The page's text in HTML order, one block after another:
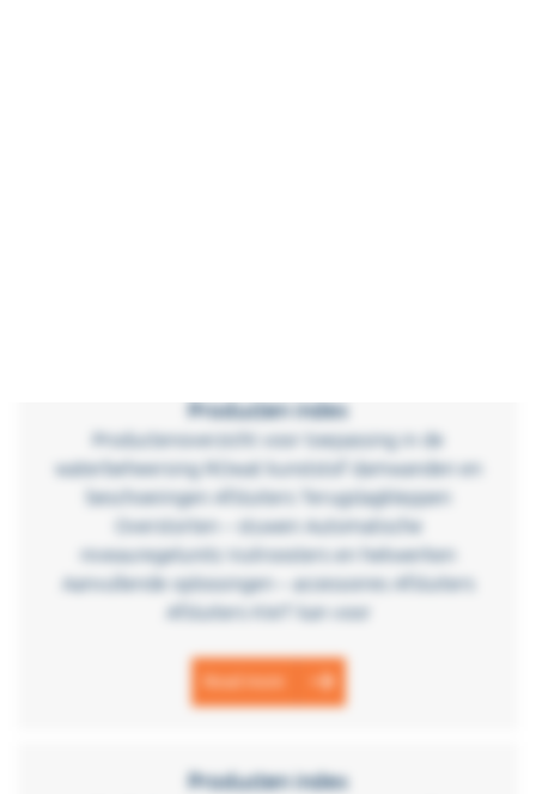
Producten index
Productenoverzicht voor toepassing in de
waterbeheersing ROwat kunststof damwanden en
beschoeiingen Afsluiters Terugslagkleppen
Overstorten – stuwen Automatische
niveauregelunits Vuilroosters en hekwerken
Aanvullende oplossingen – accessoires Afsluiters
Afsluiters KWT kan voor
Read more
Producten index